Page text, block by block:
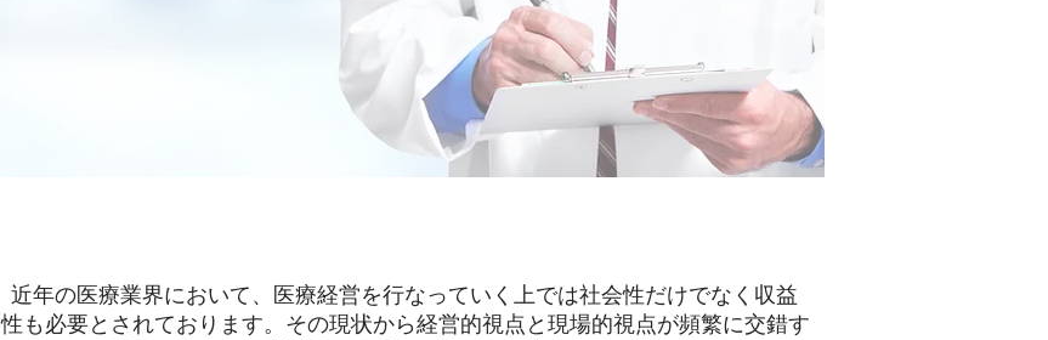
近年の医療業界において、医療経営を行なっていく上では社会性だけでなく収益
性も必要とされております。その現状から経営的視点と現場的視点が頻繁に交錯す